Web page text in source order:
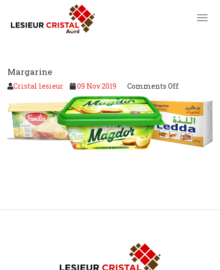
Margarine
Cristal lesieur 09 Nov 2019 Comments Off